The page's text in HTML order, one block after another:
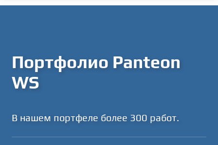
Портфолио Panteon
WS
В нашем портфеле более 300 работ.